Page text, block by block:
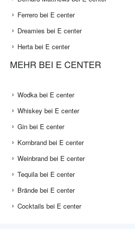
Ferrero bei E center
Dreamies bei E center
Herta bei E center
MEHR BEI E CENTER
Wodka bei E center
Whiskey bei E center
Gin bei E center
Kornbrand bei E center
Weinbrand bei E center
Tequila bei E center
Brände bei E center
Cocktails bei E center